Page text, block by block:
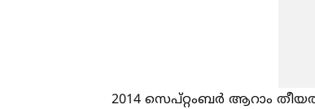
2014 സെപ്റ്റംബർ ആറാം